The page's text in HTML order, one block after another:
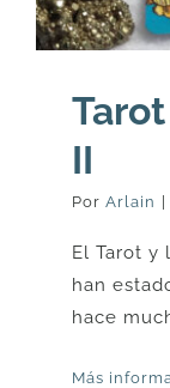
Carrito
II
Por Arlain |
El Tarot y
han
hace
Más